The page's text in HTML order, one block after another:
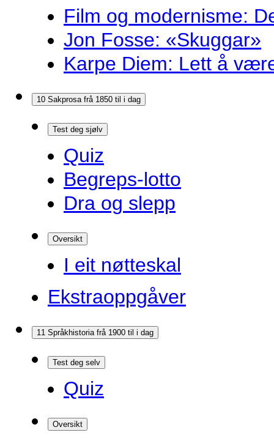
Film og modernisme:
Jon Fosse: «Skuggar»
Karpe Diem: Lett å
10 Sakprosa frå 1850 til i dag
Test deg sjølv
Quiz
Begreps-lotto
Dra og slepp
Oversikt
I eit nøtteskal
Ekstraoppgåver
11 Språkhistoria frå 1900 til i dag
Test deg selv
Quiz
Oversikt